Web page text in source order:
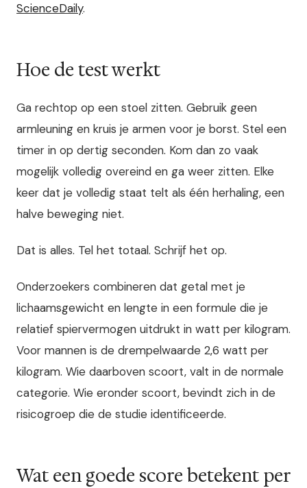
ScienceDaily.
Hoe de test werkt
Ga rechtop op een stoel zitten. Gebruik geen
armleuning en kruis je armen voor je borst. Stel een
timer in op dertig seconden. Kom dan zo vaak
mogelijk volledig overeind en ga weer zitten. Elke
keer dat je volledig staat telt als één herhaling, een
halve beweging niet.
Dat is alles. Tel het totaal. Schrijf het op.
Onderzoekers combineren dat getal met je
lichaamsgewicht en lengte in een formule die je
relatief spiervermogen uitdrukt in watt per kilogram.
Voor mannen is de drempelwaarde 2,6 watt per
kilogram. Wie daarboven scoort, valt in de normale
categorie. Wie eronder scoort, bevindt zich in de
risicogroep die de studie identificeerde.
Wat een goede score betekent per